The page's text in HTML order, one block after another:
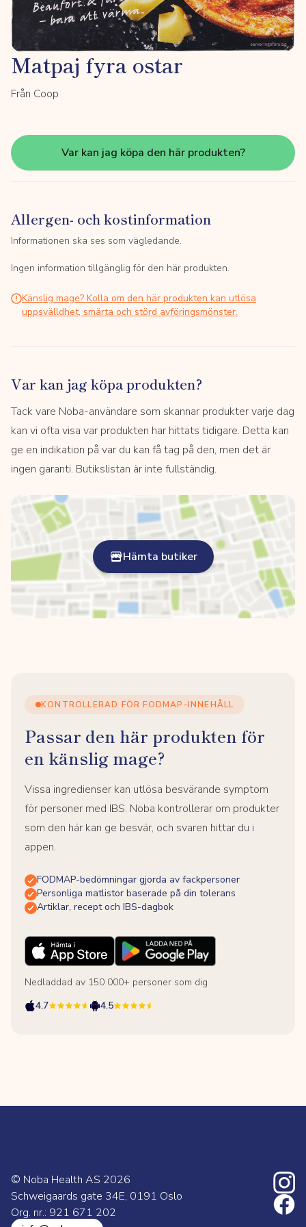
Matpaj fyra ostar
Från Coop
Var kan jag köpa den här produkten?
Allergen- och kostinformation
Informationen ska ses som vägledande.
Ingen information tillgänglig för den här produkten.
Känslig mage? Kolla om den här produkten kan utlösa
uppsvälldhet, smärta och störd avföringsmönster.
Var kan jag köpa produkten?
Tack vare Noba-användare som skannar produkter varje dag
kan vi ofta visa var produkten har hittats tidigare. Detta kan
ge en indikation på var du kan få tag på den, men det är
ingen garanti. Butikslistan är inte fullständig.
Hämta butiker
KONTROLLERAD FÖR FODMAP-INNEHÅLL
Passar den här produkten för
en känslig mage?
Vissa ingredienser kan utlösa besvärande symptom
för personer med IBS. Noba kontrollerar om produkter
som den här kan ge besvär, och svaren hittar du i
appen.
FODMAP-bedömningar gjorda av fackpersoner
Personliga matlistor baserade på din tolerans
Artiklar, recept och IBS-dagbok
Nedladdad av 150 000+ personer som dig
4.7
4.5
© Noba Health AS 2026
Schweigaards gate 34E, 0191 Oslo
Org. nr.: 921 671 202